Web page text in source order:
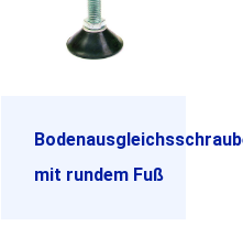
mit rundem Fuß